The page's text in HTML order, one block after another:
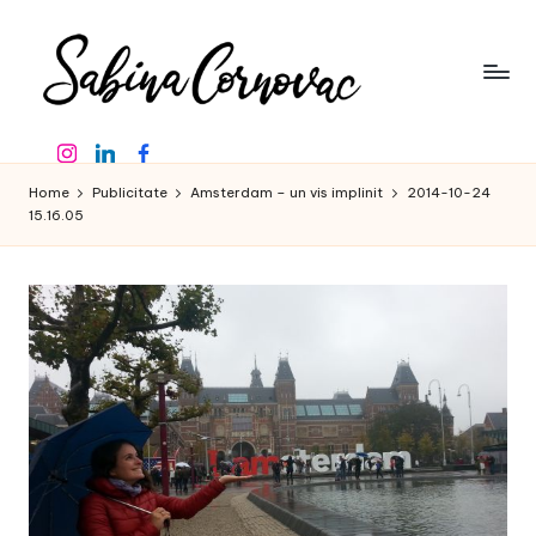
content
a
b
in
a
C
o
r
n
o
creator
de
conținut
de
ani
-
InstagramLinkedinFacebook
Home Publicitate Amsterdam – un vis implinit
2014-10-24
15.16.05